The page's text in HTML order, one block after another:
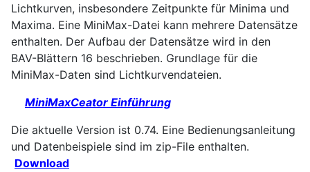
Lichtkurven, insbesondere Zeitpunkte für Minima und
Maxima. Eine MiniMax-Datei kann mehrere Datensätze
enthalten. Der Aufbau der Datensätze wird in den
BAV-Blättern 16 beschrieben. Grundlage für die
MiniMax-Daten sind Lichtkurvendateien.
MiniMaxCeator Einführung
Die aktuelle Version ist 0.74. Eine Bedienungsanleitung
und Datenbeispiele sind im zip-File enthalten.
Download